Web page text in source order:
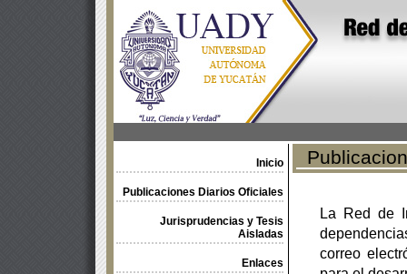
Inicio
Publicaciones Diarios Oficiales
Jurisprudencias y Tesis
Aisladas
Enlaces
La Red de
correo